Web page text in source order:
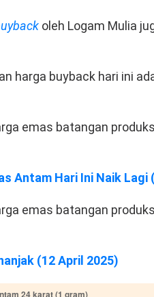
oleh Logam Mulia
harga buyback hari ini
emas batangan
Antam Hari Ini Naik Lagi
emas batangan
(12 April 2025)